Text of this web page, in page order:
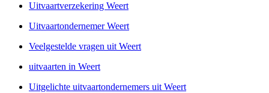
Uitvaartverzekering Weert
Uitvaartondernemer Weert
Veelgestelde vragen uit Weert
uitvaarten in Weert
Uitgelichte uitvaartondernemers uit Weert